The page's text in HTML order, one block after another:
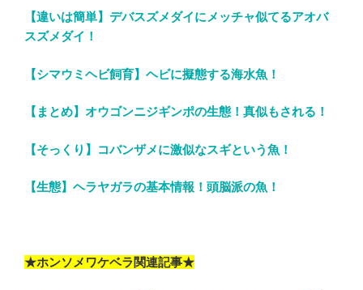
【違いは簡単】デバスズメダイにメッチャ似てるアオバ
スズメダイ！
【シマウミヘビ飼育】ヘビに擬態する海水魚！
【まとめ】オウゴンニジギンポの生態！真似もされる！
【そっくり】コバンザメに激似なスギという魚！
【生態】ヘラヤガラの基本情報！頭脳派の魚！
★ホンソメワケベラ関連記事★